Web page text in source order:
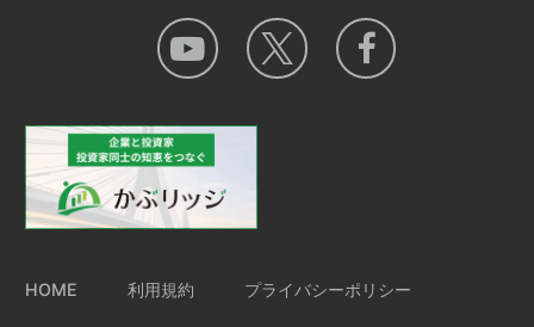
HOME 利用規約 プライバシーポリシー